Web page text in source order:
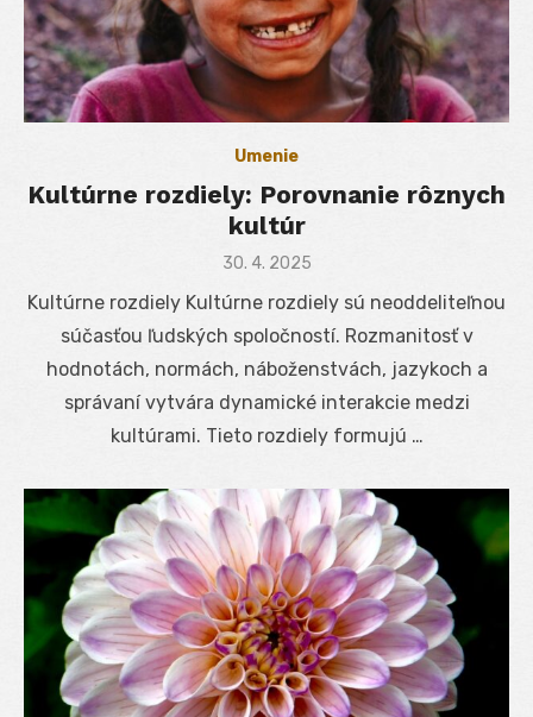
Umenie
Kultúrne rozdiely: Porovnanie rôznych
kultúr
Posted
30. 4. 2025
Kultúrne rozdiely Kultúrne rozdiely sú neoddeliteľnou
súčasťou ľudských spoločností. Rozmanitosť v
hodnotách, normách, náboženstvách, jazykoch a
správaní vytvára dynamické interakcie medzi
kultúrami. Tieto rozdiely formujú …